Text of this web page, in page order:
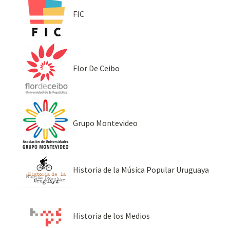
FIC
Flor De Ceibo
Grupo Montevideo
Historia de la Música Popular Uruguaya
Historia de los Medios